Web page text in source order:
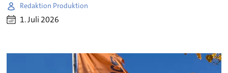
Redaktion Produktion
1. Juli 2026